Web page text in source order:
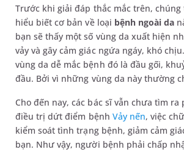
Trước khi giải đáp thắc mắc trên,
hiểu biết cơ bản về loại bệnh ngoài da
bạn sẽ thấy một số vùng da xuất hiện
vảy và gây cảm giác ngứa ngáy, khó
vùng da dễ mắc bệnh đó là đầu gối,
đầu. Bởi vì những vùng da này thường
Cho đến nay, các bác sĩ vẫn chưa tìm
điều trị dứt điểm bệnh Vảy nến, việc
kiểm soát tình trạng bệnh, giảm cảm
bạn. Như vậy, người bệnh phải chấp